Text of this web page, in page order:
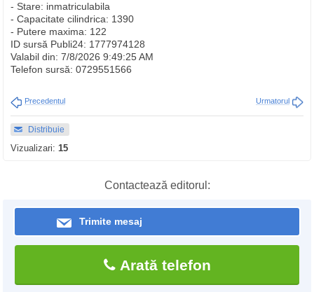
- Stare: inmatriculabila
- Capacitate cilindrica: 1390
- Putere maxima: 122
ID sursă Publi24: 1777974128
Valabil din: 7/8/2026 9:49:25 AM
Telefon sursă: 0729551566
Precedentul Urmatorul
Distribuie
Vizualizari: 15
Contactează editorul:
Trimite mesaj
Arată telefon